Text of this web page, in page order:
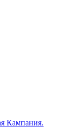
Кампания.